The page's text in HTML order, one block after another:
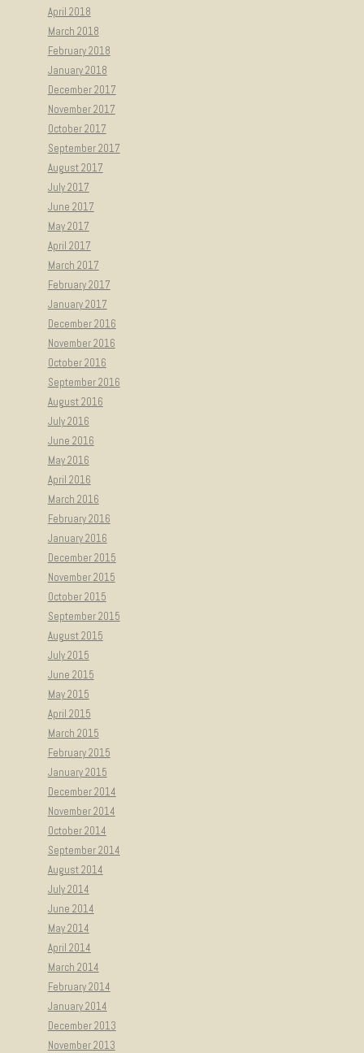
April 2018
March 2018
February 2018
January 2018
December 2017
November 2017
October 2017
September 2017
August 2017
July 2017
June 2017
May 2017
April 2017
March 2017
February 2017
January 2017
December 2016
November 2016
October 2016
September 2016
August 2016
July 2016
June 2016
May 2016
April 2016
March 2016
February 2016
January 2016
December 2015
November 2015
October 2015
September 2015
August 2015
July 2015
June 2015
May 2015
April 2015
March 2015
February 2015
January 2015
December 2014
November 2014
October 2014
September 2014
August 2014
July 2014
June 2014
May 2014
April 2014
March 2014
February 2014
January 2014
December 2013
November 2013